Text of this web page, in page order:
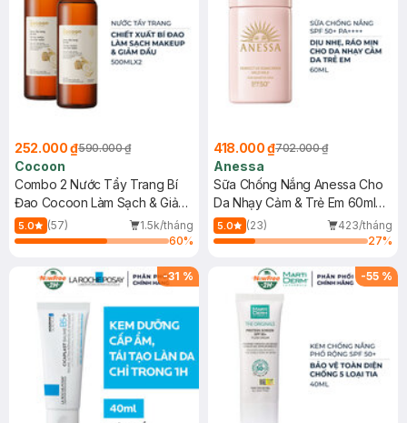
252.000 ₫590.000 ₫
Cocoon
Combo 2 Nước Tẩy Trang Bí
Đao Cocoon Làm Sạch & Giảm
Dầu 500ml
5.0 (57)
1.5k/tháng
60%
418.000 ₫702.000 ₫
Anessa
Sữa Chống Nắng Anessa Cho
Da Nhạy Cảm & Trẻ Em 60ml
(Mới)
5.0 (23)
423/tháng
27%
-31 % -55 %